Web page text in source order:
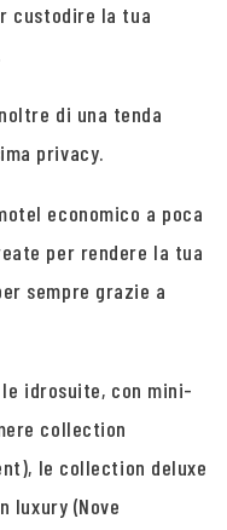
custodire la tua
di una tenda
privacy.
economico a poca
per rendere la tua
sempre grazie a
idrosuite, con mini-
collection
le collection deluxe
luxury (Nove